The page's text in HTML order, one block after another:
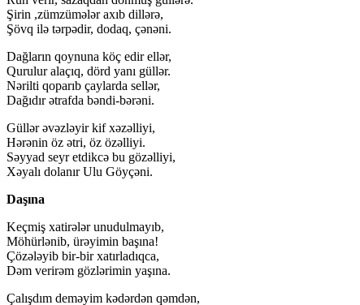
Şirin ,zümzümələr axıb dillərə,
Şövq ilə tərpədir, dodaq, çənəni.
Dağların qoynuna köç edir ellər,
Qurulur alaçıq, dörd yanı güllər.
Nərilti qoparıb çaylarda sellər,
Dağıdır ətrafda bəndi-bərəni.
Güllər əvəzləyir kif xəzəlliyi,
Hərənin öz ətri, öz özəlliyi.
Səyyad seyr etdikcə bu gözəlliyi,
Xəyalı dolanır Ulu Göyçəni.
Daşına
Keçmiş xatirələr unudulmayıb,
Möhürlənib, ürəyimin başına!
Çözələyib bir-bir xatırladıqca,
Dəm verirəm gözlərimin yaşına.
Çalışdım deməyim kədərdən qəmdən,